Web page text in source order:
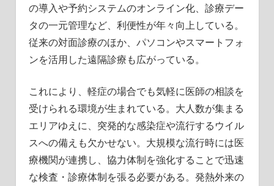
の導入や予約システムのオンライン化、診療デー
タの一元管理など、利便性が年々向上している。
従来の対面診療のほか、パソコンやスマートフォ
ンを活用した遠隔診療も広がっている。
これにより、軽症の場合でも気軽に医師の相談を
受けられる環境が生まれている。大人数が集まる
エリアゆえに、突発的な感染症や流行するウイル
スへの備えも欠かせない。大規模な流行時には医
療機関が連携し、協力体制を強化することで迅速
な検査・診療体制を張る必要がある。発熱外来の